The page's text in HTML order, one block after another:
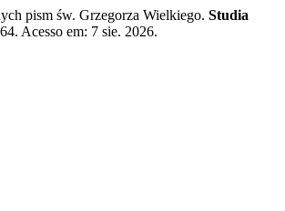
pism św. Grzegorza Wielkiego. Studia
Acesso em: 7 sie. 2026.